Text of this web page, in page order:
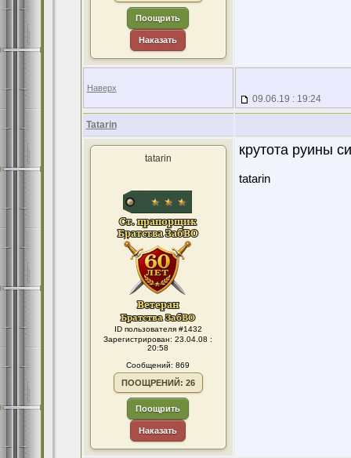
Поощрить
Наказать
Наверх
09.06.19 : 19:24
Tatarin
tatarin
ID пользователя #1432
Зарегистрирован: 23.04.08 :
20:58
Сообщений: 869
ПООЩРЕНИЙ: 26
Поощрить
Наказать
крутота руины
tatarin